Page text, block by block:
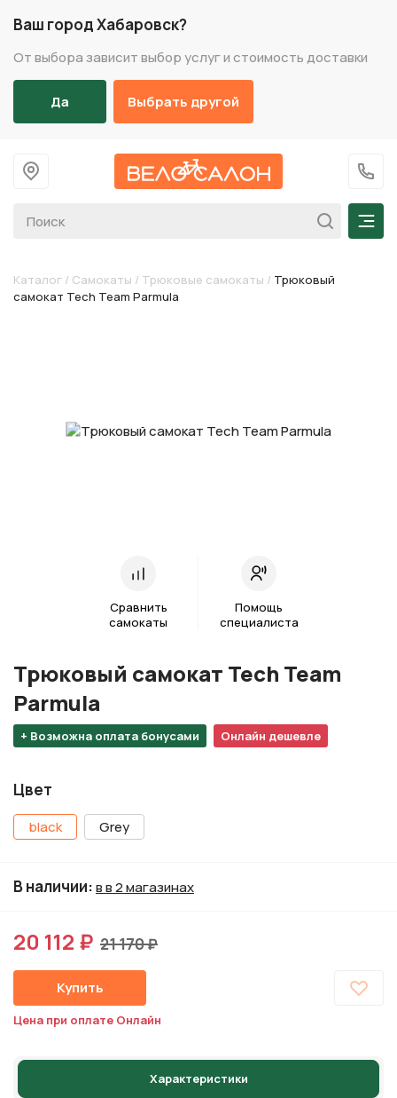
Ваш город Хабаровск?
От выбора зависит выбор услуг и стоимость доставки
Да Выбрать другой
На главную
+7
Каталог / Самокаты / Трюковые самокаты / Трюковый
самокат Tech Team Parmula
Сравнить
самокаты
Помощь
специалиста
+ Возможна оплата бонусами Онлайн дешевле
Трюковый самокат Tech Team
Parmula
Цвет
black Grey
В наличии:в в 2 магазинах
20 112 ₽ 21 170 ₽
Купить
Цена при оплате Онлайн
Характеристики